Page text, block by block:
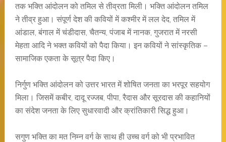
तक भक्ति आंदोलन को तमिल से तीव्रता मिली। भक्ति आंदोलन तमिल
ने तीव्र हुआ। संपूर्ण देश की कवियों में कश्मीर में लल देद, तमिल में
आंडाल, बंगाल में चंडीदास, चैतन्य, पंजाब में नानक, गुजरात में नरसी
मेहता आदि ने भक्त कवियों को पैदा किया। इन कवियों ने सांस्कृतिक –
सामाजिक एकता के सूत्र पैदा किए।
निर्गुण भक्ति आंदोलन को उत्तर भारत में शोषित जनता का भरपूर सहयोग
मिला। जिसमें कबीर, दादू रज्जब, पीपा, रैदास और सूरदास की कहानियों
का संदेश जनता के लिए सुधारवादी और क्रांतिकारी सिद्ध हुआ।
सगुण भक्ति का मत निम्न वर्ग के साथ ही उच्च वर्ग को भी प्रभावित